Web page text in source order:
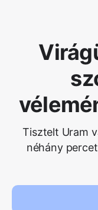
Tisztelt Uram
néhány